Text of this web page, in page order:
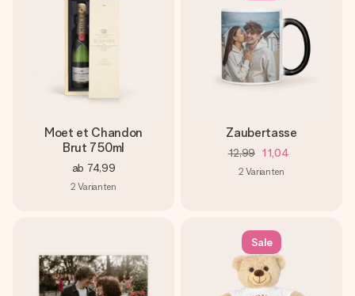
Moet et Chandon
Brut 750ml
ab 74,99
2 Varianten
Zaubertasse
12,99 11,04
2 Varianten
Sale